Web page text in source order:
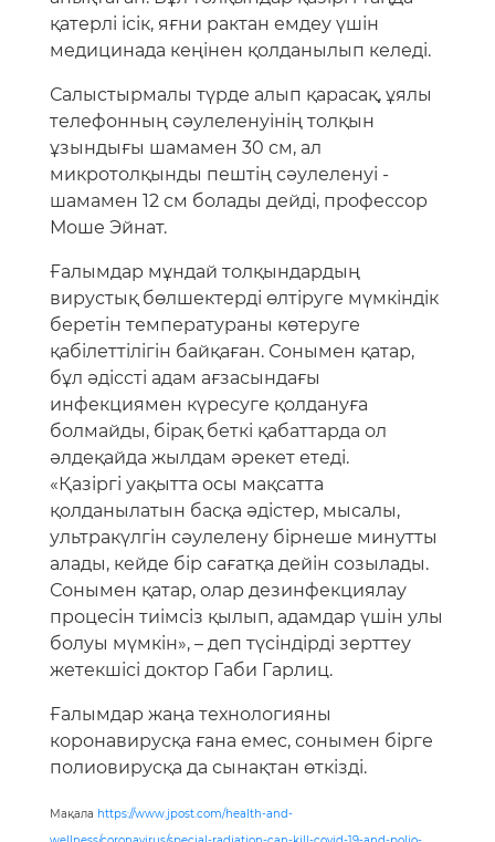
қатерлі ісік, яғни рактан емдеу үшін
медицинада кеңінен қолданылып келеді.
Салыстырмалы түрде алып қарасақ, ұялы
телефонның сәулеленуінің толқын
ұзындығы шамамен 30 см, ал
микротолқынды пештің сәулеленуі -
шамамен 12 см болады дейді, профессор
Моше Эйнат.
Ғалымдар мұндай толқындардың
вирустық бөлшектерді өлтіруге мүмкіндік
беретін температураны көтеруге
қабілеттілігін байқаған. Сонымен қатар,
бұл әдіссті адам ағзасындағы
инфекциямен күресуге қолдануға
болмайды, бірақ беткі қабаттарда ол
әлдеқайда жылдам әрекет етеді.
«Қазіргі уақытта осы мақсатта
қолданылатын басқа әдістер, мысалы,
ультракүлгін сәулелену бірнеше минутты
алады, кейде бір сағатқа дейін созылады.
Сонымен қатар, олар дезинфекциялау
процесін тиімсіз қылып, адамдар үшін улы
болуы мүмкін», – деп түсіндірді зерттеу
жетекшісі доктор Габи Гарлиц.
Ғалымдар жаңа технологияны
коронавирусқа ғана емес, сонымен бірге
полиовирусқа да сынақтан өткізді.
Мақала https://www.jpost.com/health-and-